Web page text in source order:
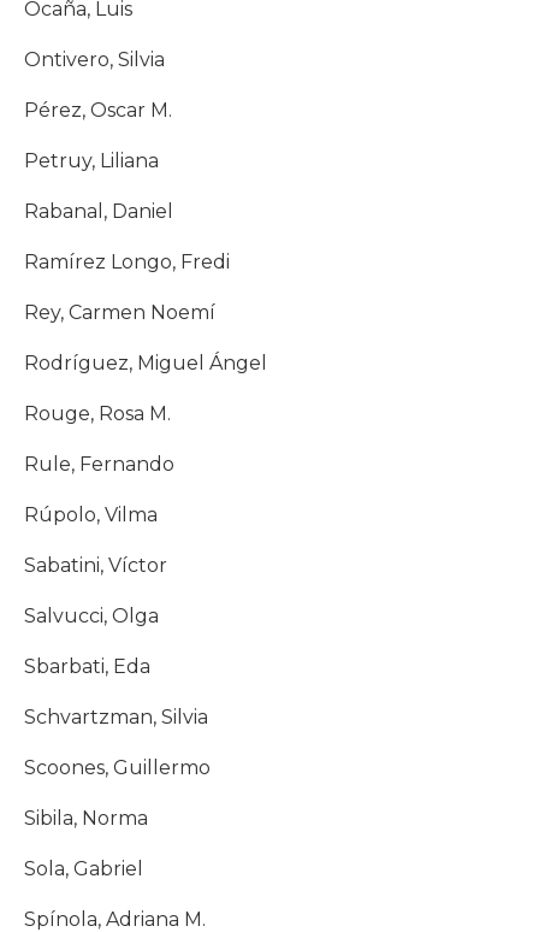
Ocaña, Luis
Ontivero, Silvia
Pérez, Oscar M.
Petruy, Liliana
Rabanal, Daniel
Ramírez Longo, Fredi
Rey, Carmen Noemí
Rodríguez, Miguel Ángel
Rouge, Rosa M.
Rule, Fernando
Rúpolo, Vilma
Sabatini, Víctor
Salvucci, Olga
Sbarbati, Eda
Schvartzman, Silvia
Scoones, Guillermo
Sibila, Norma
Sola, Gabriel
Spínola, Adriana M.